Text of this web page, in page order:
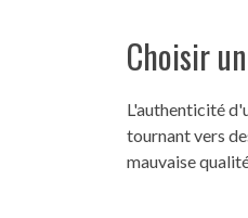
Choisir
L'authenticité
tournant vers
mauvaise